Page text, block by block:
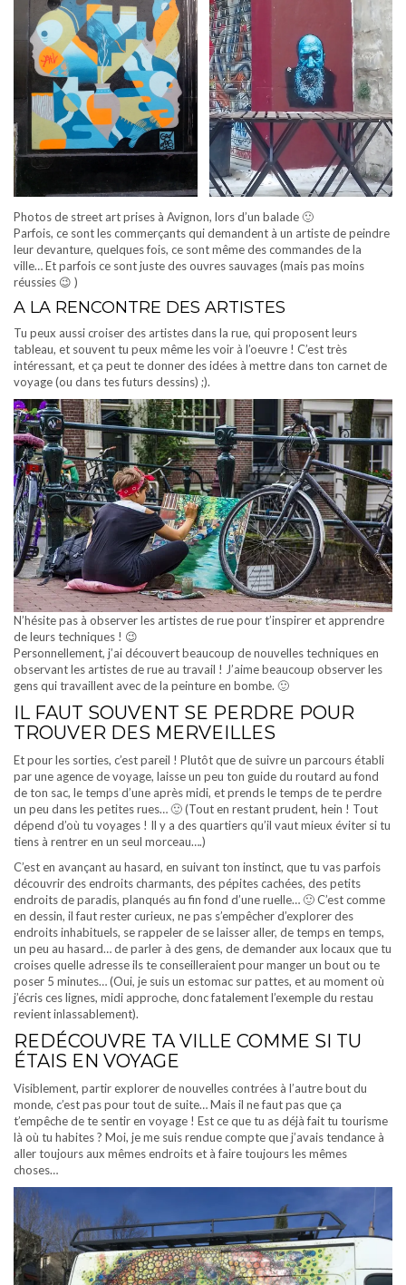
Photos de street art prises à Avignon, lors d’un balade 🙂
Parfois, ce sont les commerçants qui demandent à un artiste de peindre
leur devanture, quelques fois, ce sont même des commandes de la
ville… Et parfois ce sont juste des ouvres sauvages (mais pas moins
réussies 😉 )
A LA RENCONTRE DES ARTISTES
Tu peux aussi croiser des artistes dans la rue, qui proposent leurs
tableau, et souvent tu peux même les voir à l’oeuvre ! C’est très
intéressant, et ça peut te donner des idées à mettre dans ton carnet de
voyage (ou dans tes futurs dessins) ;).
N’hésite pas à observer les artistes de rue pour t’inspirer et apprendre
de leurs techniques ! 😉
Personnellement, j’ai découvert beaucoup de nouvelles techniques en
observant les artistes de rue au travail ! J’aime beaucoup observer les
gens qui travaillent avec de la peinture en bombe. 🙂
IL FAUT SOUVENT SE PERDRE POUR
TROUVER DES MERVEILLES
Et pour les sorties, c’est pareil ! Plutôt que de suivre un parcours établi
par une agence de voyage, laisse un peu ton guide du routard au fond
de ton sac, le temps d’une après midi, et prends le temps de te perdre
un peu dans les petites rues… 🙂 (Tout en restant prudent, hein ! Tout
dépend d’où tu voyages ! Il y a des quartiers qu’il vaut mieux éviter si tu
tiens à rentrer en un seul morceau….)
C’est en avançant au hasard, en suivant ton instinct, que tu vas parfois
découvrir des endroits charmants, des pépites cachées, des petits
endroits de paradis, planqués au fin fond d’une ruelle… 🙂 C’est comme
en dessin, il faut rester curieux, ne pas s’empêcher d’explorer des
endroits inhabituels, se rappeler de se laisser aller, de temps en temps,
un peu au hasard… de parler à des gens, de demander aux locaux que tu
croises quelle adresse ils te conseilleraient pour manger un bout ou te
poser 5 minutes… (Oui, je suis un estomac sur pattes, et au moment où
j’écris ces lignes, midi approche, donc fatalement l’exemple du restau
revient inlassablement).
REDÉCOUVRE TA VILLE COMME SI TU
ÉTAIS EN VOYAGE
Visiblement, partir explorer de nouvelles contrées à l’autre bout du
monde, c’est pas pour tout de suite… Mais il ne faut pas que ça
t’empêche de te sentir en voyage ! Est ce que tu as déjà fait tu tourisme
là où tu habites ? Moi, je me suis rendue compte que j’avais tendance à
aller toujours aux mêmes endroits et à faire toujours les mêmes
choses…